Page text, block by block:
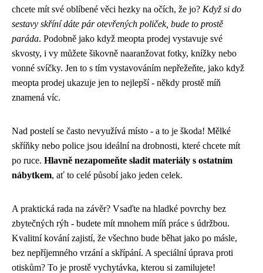
chcete mít své oblíbené věci hezky na očích, že jo? Když si do
sestavy skříní dáte pár otevřených poliček, bude to prostě
paráda. Podobně jako když meopta prodej vystavuje své
skvosty, i vy můžete šikovně naaranžovat fotky, knížky nebo
vonné svíčky. Jen to s tím vystavováním nepřežeňte, jako když
meopta prodej ukazuje jen to nejlepší - někdy prostě míň
znamená víc.
Nad postelí se často nevyužívá místo - a to je škoda! Mělké
skříňky nebo police jsou ideální na drobnosti, které chcete mít
po ruce. Hlavně nezapomeňte sladit materiály s ostatním
nábytkem, ať to celé působí jako jeden celek.
A praktická rada na závěr? Vsaďte na hladké povrchy bez
zbytečných rýh - budete mít mnohem míň práce s údržbou.
Kvalitní kování zajistí, že všechno bude běhat jako po másle,
bez nepříjemného vrzání a skřípání. A speciální úprava proti
otiskům? To je prostě vychytávka, kterou si zamilujete!